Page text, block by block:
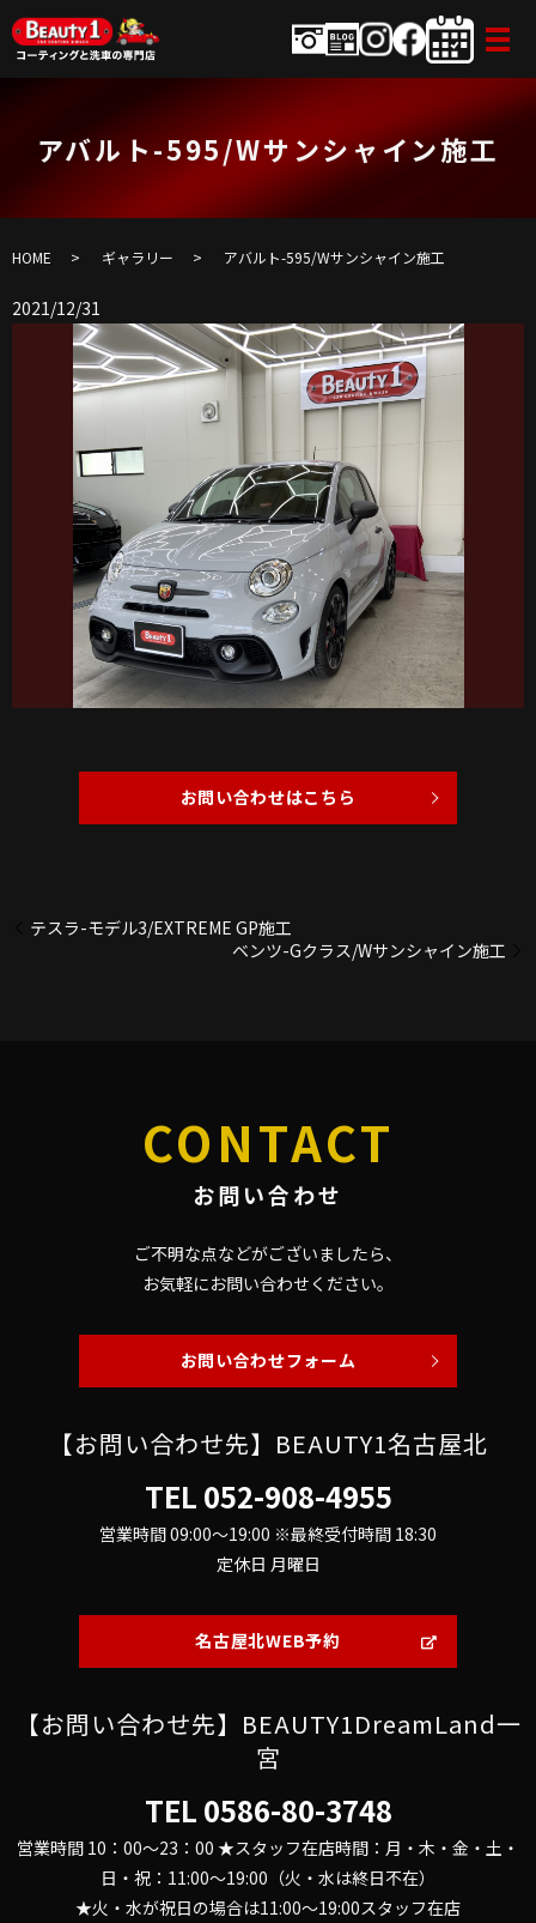
アバルト-595/Wサンシャイン施工
HOME ギャラリー アバルト-595/Wサンシャイン施工
2021/12/31
お問い合わせはこちら
テスラ-モデル3/EXTREME GP施工
ベンツ-Gクラス/Wサンシャイン施工
CONTACT
お問い合わせ
ご不明な点などがございましたら、
お気軽にお問い合わせください。
お問い合わせフォーム
【お問い合わせ先】BEAUTY1名古屋北
TEL 052-908-4955
営業時間 09:00～19:00 ※最終受付時間 18:30
定休日 月曜日
名古屋北WEB予約
【お問い合わせ先】BEAUTY1DreamLand一
宮
TEL 0586-80-3748
営業時間 10：00～23：00 ★スタッフ在店時間：月・木・金・土・
日・祝：11:00～19:00（火・水は終日不在）
★火・水が祝日の場合は11:00～19:00スタッフ在店